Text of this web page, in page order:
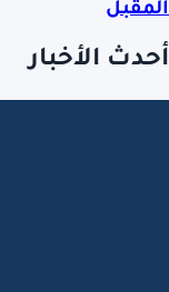
المقبل
أحدث الأخبار